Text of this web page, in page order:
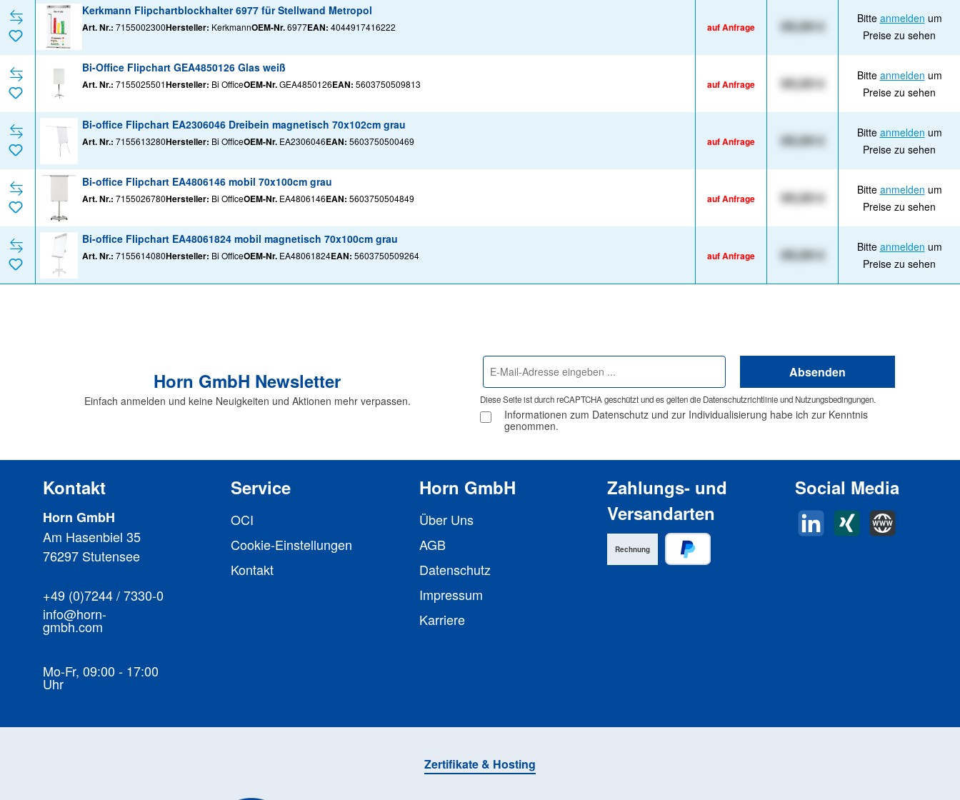
Kerkmann Flipchartblockhalter 6977 für Stellwand Metropol
Art. Nr.: 7155002300Hersteller: KerkmannOEM-Nr.6977EAN: 4044917416222 auf Anfrage XX,XX € Bitte anmelden um
Preise zu sehen
Bi-Office Flipchart GEA4850126 Glas weiß
Art. Nr.: 7155025501Hersteller: Bi OfficeOEM-Nr.GEA4850126EAN: 5603750509813 auf Anfrage XX,XX € Bitte anmelden um
Preise zu sehen
Bi-office Flipchart EA2306046 Dreibein magnetisch 70x102cm grau
Art. Nr.: 7155613280Hersteller: Bi OfficeOEM-Nr. EA2306046EAN: 5603750500469 auf Anfrage XX,XX € Bitte anmelden um
Preise zu sehen
Bi-office Flipchart EA4806146 mobil 70x100cm grau
Art. Nr.: 7155026780Hersteller: Bi OfficeOEM-Nr. EA4806146EAN: 5603750504849 auf Anfrage XX,XX € Bitte anmelden um
Preise zu sehen
Bi-office Flipchart EA48061824 mobil magnetisch 70x100cm grau
Art. Nr.: 7155614080Hersteller: Bi OfficeOEM-Nr. EA48061824EAN: 5603750509264 auf Anfrage XX,XX € Bitte anmelden um
Preise zu sehen
Horn GmbH Newsletter
Einfach anmelden und keine Neuigkeiten und Aktionen mehr verpassen.
E-
Mail-
Adresse
*
Absenden
Diese Seite ist durch reCAPTCHA geschützt und es gelten die Datenschutzrichtlinieund Nutzungsbedingungen.
Informationen zum Datenschutz und zur Individualisierung habe ich zur Kenntnis
genommen.
Kontakt
Horn GmbH
Am Hasenbiel 35
76297 Stutensee
+49 (0)7244 / 7330-0
info@horn-
gmbh.com
Mo-Fr, 09:00 - 17:00
Uhr
Service
OCI
Cookie-Einstellungen
Kontakt
Horn GmbH
Über Uns
AGB
Datenschutz
Impressum
Karriere
Zahlungs- und
Versandarten
Rechnung
Social Media
LinkedInXing Horn Website
Zertifikate & Hosting